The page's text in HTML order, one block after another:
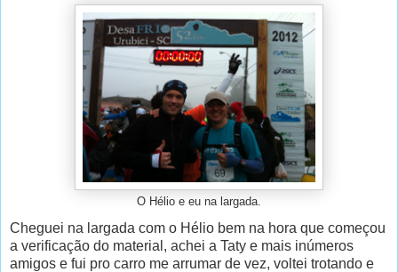
O Hélio e eu na largada.
Cheguei na largada com o Hélio bem na hora que começou
a verificação do material, achei a Taty e mais inúmeros
amigos e fui pro carro me arrumar de vez, voltei trotando e